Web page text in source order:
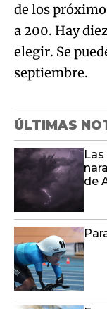
de los
a 200. Hay
elegir. Se
septiembre.
ÚLTIMAS
de